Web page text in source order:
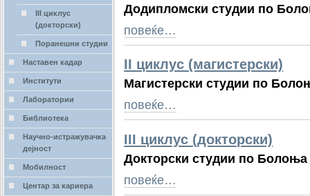
Додипломски студии по
повеќе…
II циклус (магистерски)
Магистерски студии по
повеќе…
III циклус (докторски)
Докторски студии по Болоња
повеќе…
III циклус
(докторски)
Поранешни студии
Наставен кадар
Институти
Лаборатории
Библиотека
Научно-истражувачка
дејност
Мобилност
Центар за кариера